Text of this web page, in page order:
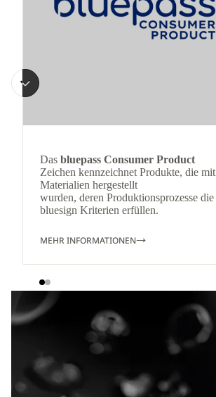
Das bluepass Consumer Product
Zeichen kennzeichnet Produkte, die mit
Materialien hergestellt
wurden, deren Produktionsprozesse die
bluesign Kriterien erfüllen.
MEHR INFORMATIONEN